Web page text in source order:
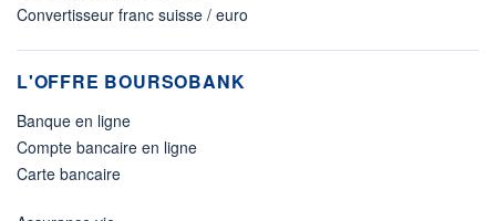
Convertisseur franc suisse / euro
L'OFFRE BOURSOBANK
Banque en ligne
Compte bancaire en ligne
Carte bancaire